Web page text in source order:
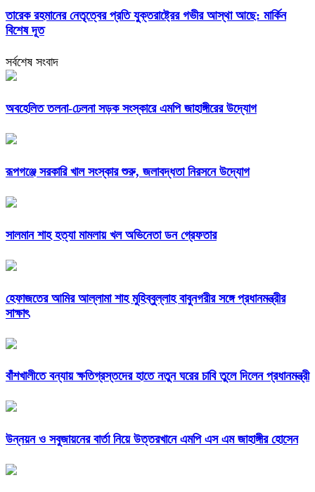
তারেক রহমানের নেতৃত্বের প্রতি যুক্তরাষ্ট্রের গভীর আস্থা আছে: মার্কিন
বিশেষ দূত
সর্বশেষ সংবাদ
অবহেলিত তলনা-ঢেলনা সড়ক সংস্কারে এমপি জাহাঙ্গীরের উদ্যোগ
রূপগঞ্জে সরকারি খাল সংস্কার শুরু, জলাবদ্ধতা নিরসনে উদ্যোগ
সালমান শাহ হত্যা মামলায় খল অভিনেতা ডন গ্রেফতার
হেফাজতের আমির আল্লামা শাহ মুহিব্বুল্লাহ বাবুনগরীর সঙ্গে প্রধানমন্ত্রীর
সাক্ষাৎ
বাঁশখালীতে বন্যায় ক্ষতিগ্রস্তদের হাতে নতুন ঘরের চাবি তুলে দিলেন প্রধানমন্ত্রী
উন্নয়ন ও সবুজায়নের বার্তা নিয়ে উত্তরখানে এমপি এস এম জাহাঙ্গীর হোসেন